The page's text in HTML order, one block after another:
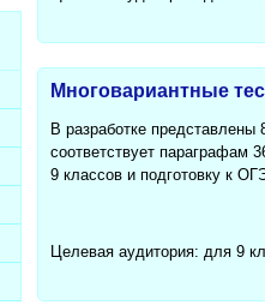
Многовариантные
В разработке
соответствует параграфам
9 классов и подготовку к
Целевая аудитория: для 9